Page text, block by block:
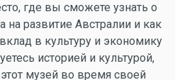
где вы сможете узнать о
на развитие Австралии и как
в культуру и экономику
историей и культурой,
этот музей во время своей